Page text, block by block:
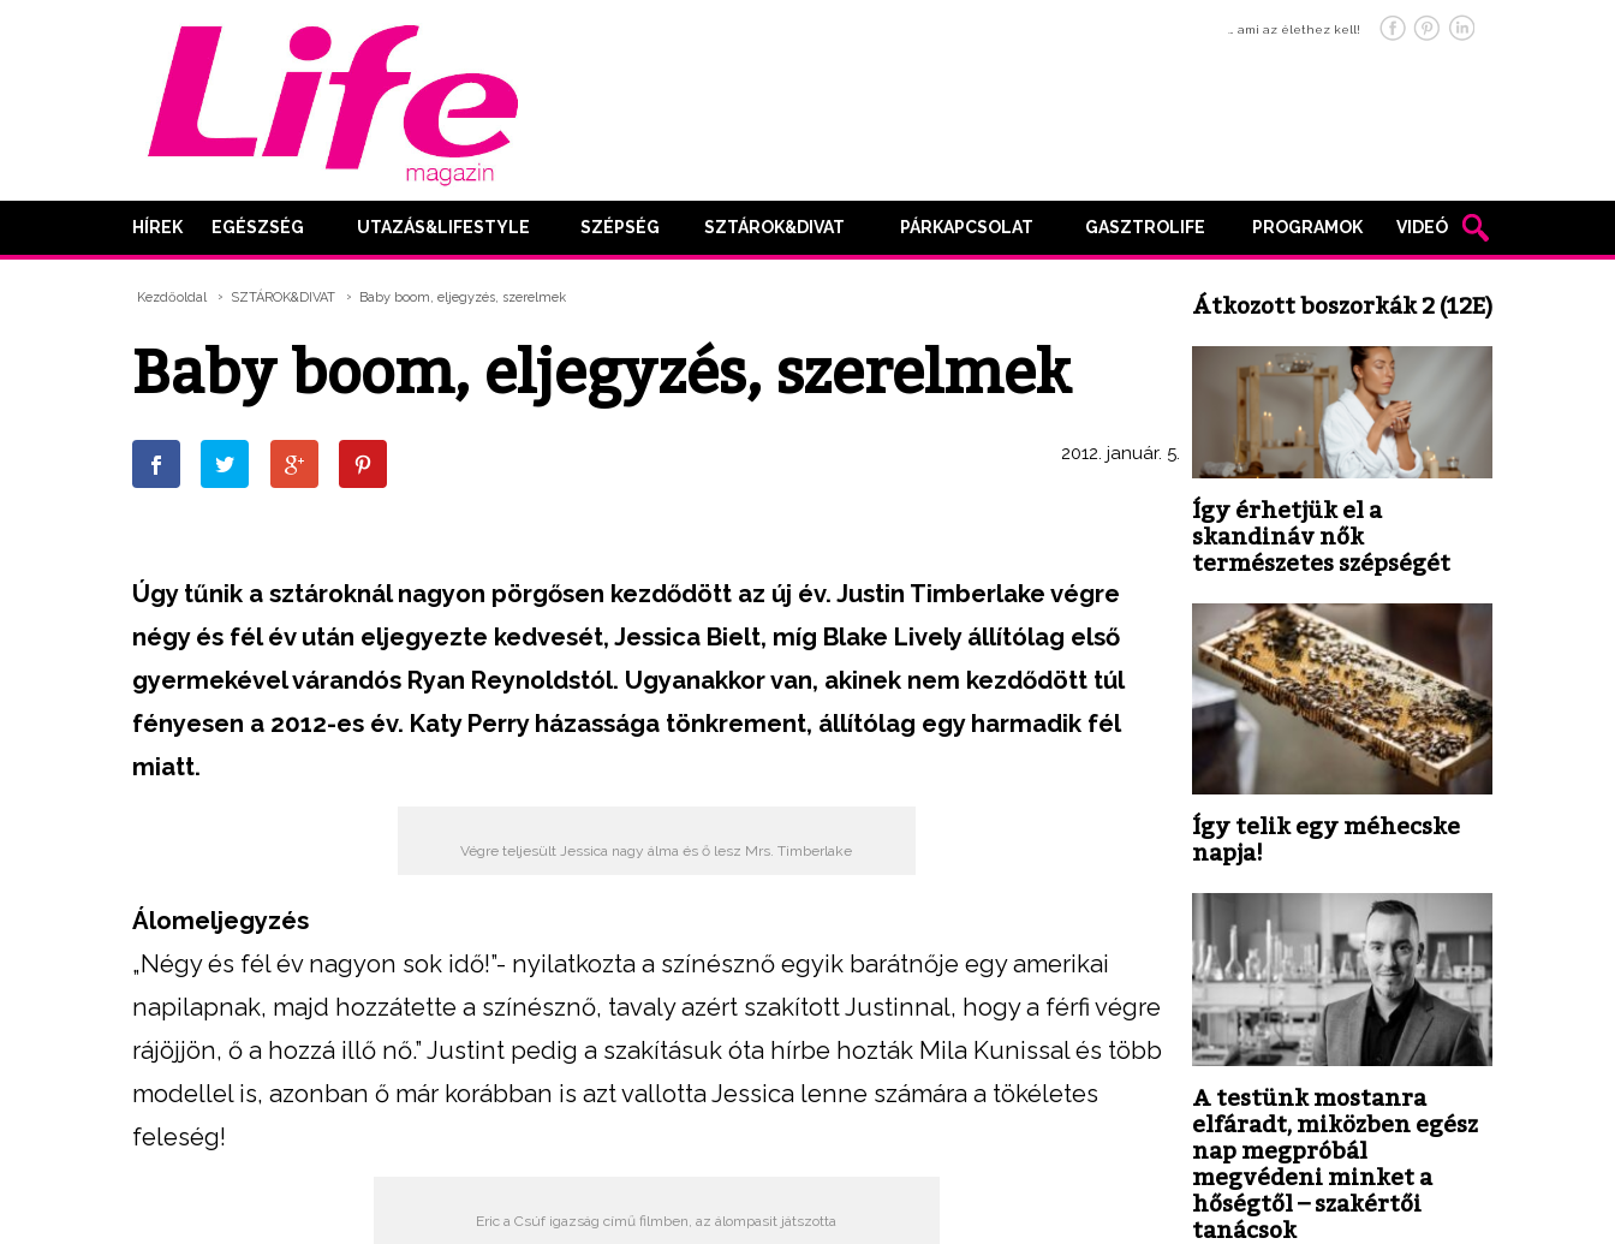
… ami az élethez kell!
HÍREK EGÉSZSÉG UTAZÁS&LIFESTYLE SZÉPSÉG SZTÁROK&DIVAT PÁRKAPCSOLAT GASZTROLIFE PROGRAMOK VIDEÓ
Kezdőoldal SZTÁROK&DIVAT Baby boom, eljegyzés, szerelmek
Baby boom, eljegyzés, szerelmek
2012. január. 5.
Úgy tűnik a sztároknál nagyon pörgősen kezdődött az új év. Justin Timberlake végre
négy és fél év után eljegyezte kedvesét, Jessica Bielt, míg Blake Lively állítólag első
gyermekével várandós Ryan Reynoldstól. Ugyanakkor van, akinek nem kezdődött túl
fényesen a 2012-es év. Katy Perry házassága tönkrement, állítólag egy harmadik fél
miatt.
Végre teljesült Jessica nagy álma és ő lesz Mrs. Timberlake
Álomeljegyzés
„Négy és fél év nagyon sok idő!”- nyilatkozta a színésznő egyik barátnője egy amerikai
napilapnak, majd hozzátette a színésznő, tavaly azért szakított Justinnal, hogy a férfi végre
rájöjjön, ő a hozzá illő nő.” Justint pedig a szakításuk óta hírbe hozták Mila Kunissal és több
modellel is, azonban ő már korábban is azt vallotta Jessica lenne számára a tökéletes
feleség!
Eric a Csúf igazság című filmben, az álompasit játszotta
Átkozott boszorkák 2 (12E)
Így érhetjük el a
skandináv nők
természetes szépségét
Így telik egy méhecske
napja!
A testünk mostanra
elfáradt, miközben egész
nap megpróbál
megvédeni minket a
hőségtől – szakértői
tanácsok